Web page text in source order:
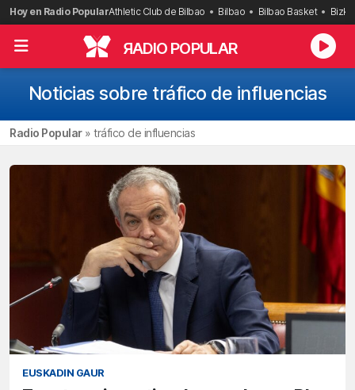
Saltar
al
contenido
Hoy en Radio PopularAthletic Club de Bilbao Bilbao Bilbao Basket
RADIO POPULAR
Noticias sobre tráfico de influencias
Radio Popular» tráfico de influencias
EUSKADIN GAUR